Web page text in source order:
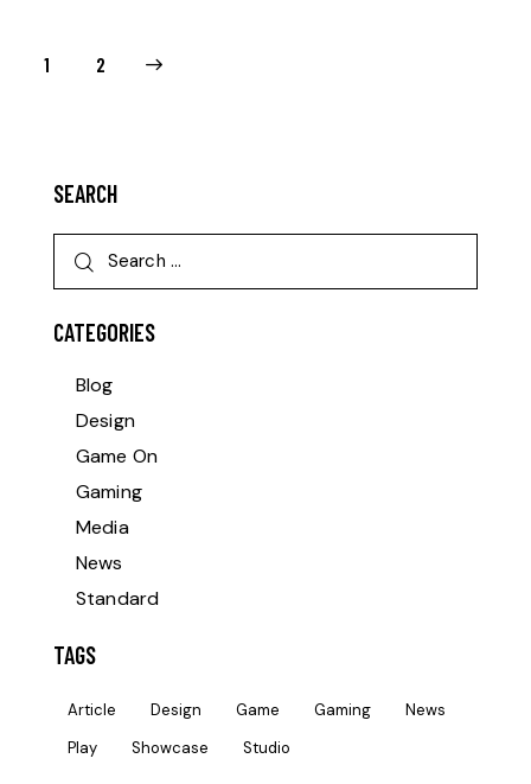
1 2
SEARCH
CATEGORIES
Blog
Design
Game On
Gaming
Media
News
Standard
TAGS
Article Design Game Gaming
News
Play
Showcase Studio